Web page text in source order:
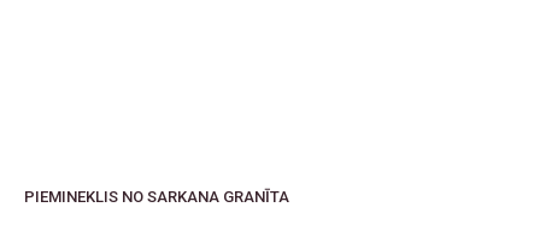
PIEMINEKLIS NO SARKANA GRANĪTA